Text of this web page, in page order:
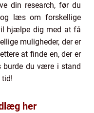
din research, før du
læs om forskellige
hjælpe dig med at få
muligheder, der er
at finde en, der er
burde du være i stand
tid!
her